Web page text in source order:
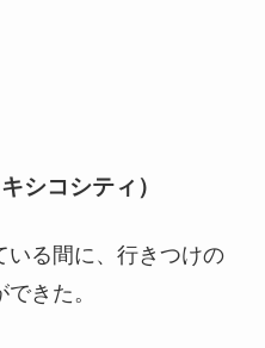
シコシティ）
いる間に、行きつけの
きた。